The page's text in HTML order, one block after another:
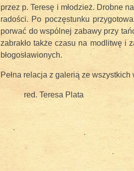
Polana Kurnytowa - Forendówki 2018
przez p. Teresę i młodzież. Drobne
radości. Po poczęstunku
porwać do wspólnej zabawy przy
zabrakło także czasu na modlitwę i
błogosławionych.
Pełna relacja z galerią ze
red. Teresa Plata